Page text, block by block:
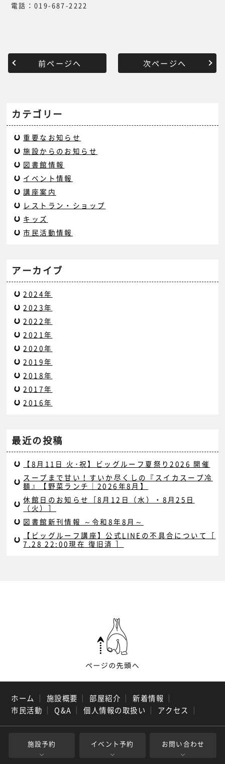
電話：019-687-2222
前ページへ 次ページへ
カテゴリー
重要なお知らせ
施設からのお知らせ
図書館情報
イベント情報
講座案内
レストラン・ショップ
キッズ
市民活動情報
アーカイブ
2024年
2023年
2022年
2021年
2020年
2019年
2018年
2017年
2016年
最近の投稿
【8月11日 火･祝】ビッグルーフ夏祭り2026 開催
スープまで甘い！すいか尽くしの『スイカスープ冷
麺』【野菜ランチ｜2026年8月】
休館日のお知らせ［8月12日（水）・8月25日
（火）］
図書館新刊情報 ～令和8年8月～
【ビッグルーフ講座】公式LINEの不具合について［
7.28 22:00現在 復旧済 ］
ホーム ｜ 施設概要 ｜ 部屋紹介 ｜ 新着情報 ｜
市民活動 ｜ Q&A ｜ 個人情報の取扱い ｜ アクセス ｜
施設予約 イベント予約 お問い合わせ